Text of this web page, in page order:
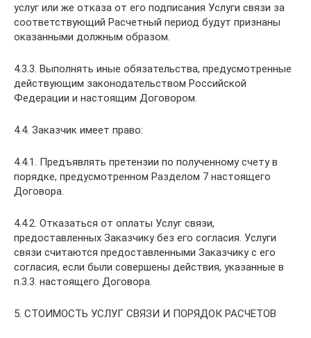
услуг или же отказа от его подписания Услуги связи за
соответствующий Расчетный период будут признаны
оказанными должным образом.
4.3.3. Выполнять иные обязательства, предусмотренные
действующим законодательством Российской
Федерации и настоящим Договором.
4.4. Заказчик имеет право:
4.4.1. Предъявлять претензии по полученному счету в
порядке, предусмотренном Разделом 7 настоящего
Договора.
4.4.2. Отказаться от оплаты Услуг связи,
предоставленных Заказчику без его согласия. Услуги
связи считаются предоставленными Заказчику с его
согласия, если были совершены действия, указанные в
п.3.3. настоящего Договора.
5. СТОИМОСТЬ УСЛУГ СВЯЗИ И ПОРЯДОК РАСЧЕТОВ